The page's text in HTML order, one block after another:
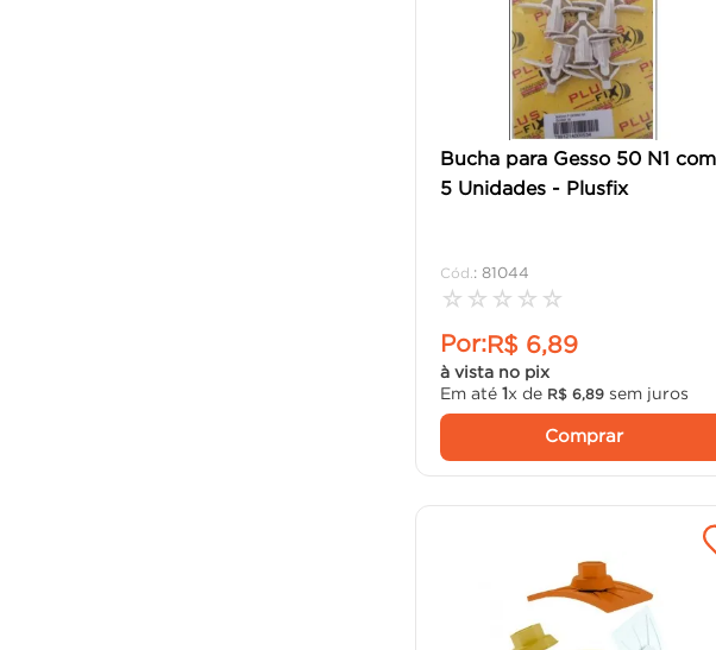
Bucha para Gesso 50 N1 com
5 Unidades - Plusfix
: 81044
☆ ☆ ☆ ☆ ☆
Por:R$ 6,89
à vista no pix
Em até 1x de R$ 6, 89sem juros
Comprar